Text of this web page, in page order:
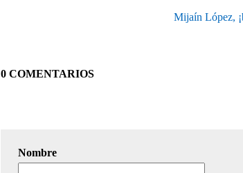
Mijaín López,
0 COMENTARIOS
Nombre